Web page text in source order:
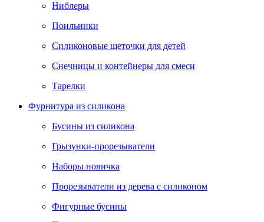
Ниблеры
Поильники
Силиконовые щеточки для детей
Снечницы и контейнеры для смеси
Тарелки
Фурнитура из силикона
Бусины из силикона
Грызунки-прорезыватели
Наборы новичка
Прорезыватели из дерева с силиконом
Фигурные бусины